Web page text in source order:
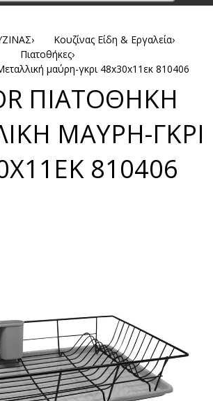
› Κουζίνας Είδη & Εργαλεία›
Πιατοθήκες›
μαύρη-γκρι 48x30x11εκ 810406
ΠΙΑΤΟΘΗΚΗ
ΜΑΥΡΗ-ΓΚΡΙ
810406